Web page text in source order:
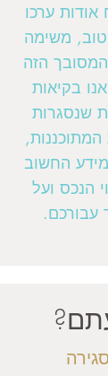
אודות ערכו
משימה
הזה
בקיאות
שנסגרות
המתוכננות,
החשוב
הנכס ועל
עבורכם.